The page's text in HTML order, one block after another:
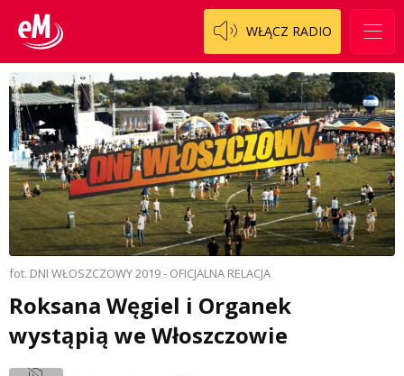
WŁĄCZ RADIO
fot. DNI WŁOSZCZOWY 2019 - OFICJALNA RELACJA
Roksana Węgiel i Organek
wystąpią we Włoszczowie